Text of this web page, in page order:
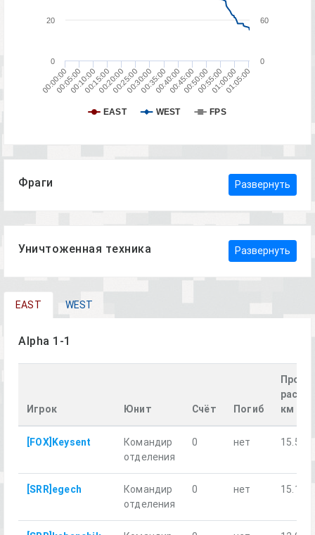
EAST WEST FPS
00:00:0000:05:0000:10:0000:15:0000:20:0000:25:0000:30:0000:35:0000:40:0000:45:0000:50:0000:55:0001:00:0001:05:00
0
20
0
60
Фраги Развернуть
Уничтоженная техника Развернуть
EAST WEST
Alpha 1-1
Игрок Юнит Счёт Погиб
км
[FOX]Keysent
Командир
отделения
0 нет 15.57
[SRR]egech
Командир
отделения
0 нет 15.19